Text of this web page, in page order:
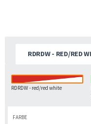
RDRDW - red/red white
RDRDW - RED/RED
FARBE